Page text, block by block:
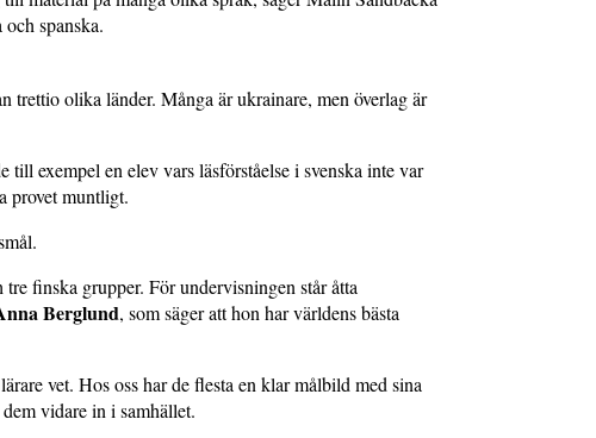
spanska.
trettio olika länder. Många är ukrainare, men överlag är
exempel en elev vars läsförståelse i svenska inte var
provet muntligt.
finska grupper. För undervisningen står åtta
Berglund, som säger att hon har världens bästa
vet. Hos oss har de flesta en klar målbild med sina
vidare in i samhället.